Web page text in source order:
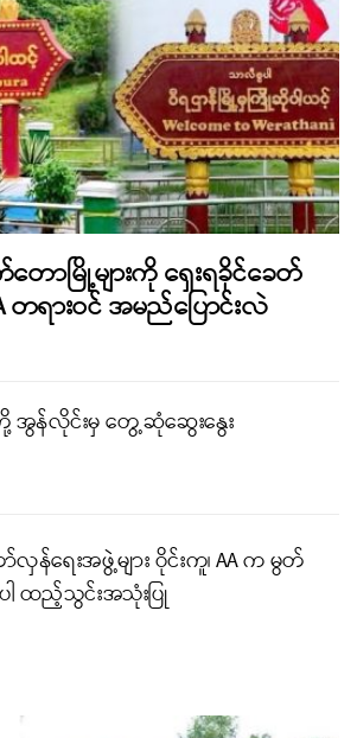
က်တောမြို့များကို ရှေးရခိုင်ခေတ်
တရားဝင် အမည်ပြောင်းလဲ
တို့ အွန်လိုင်းမှ တွေ့ဆုံဆွေးနွေး
န်ရေးအဖွဲ့များ ဝိုင်းကူ၊ AA က မွတ်
ထည့်သွင်းအသုံးပြု